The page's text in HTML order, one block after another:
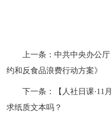
上一条： 中共中央办公
约和反食品浪费行动方案》
下一条：
【人社日课·11
求纸质文本吗？